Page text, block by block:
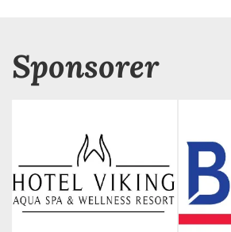
Sponsorer